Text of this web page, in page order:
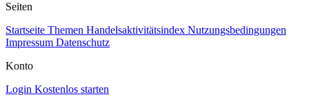
Seiten
Startseite Themen Handelsaktivitätsindex Nutzungsbedingungen
Impressum Datenschutz
Konto
Login Kostenlos starten